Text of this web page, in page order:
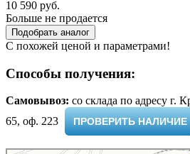
10 590 руб.
Больше не продается
Подобрать аналог
С похожей ценой и параметрами!
Способы получения:
Самовывоз: cо склада по адресу г.
65, оф. 223 ​
ПРОВЕРИТЬ НАЛИЧИЕ